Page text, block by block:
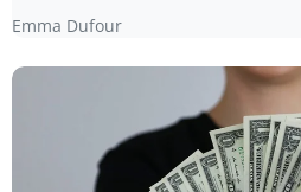
Emma Dufour